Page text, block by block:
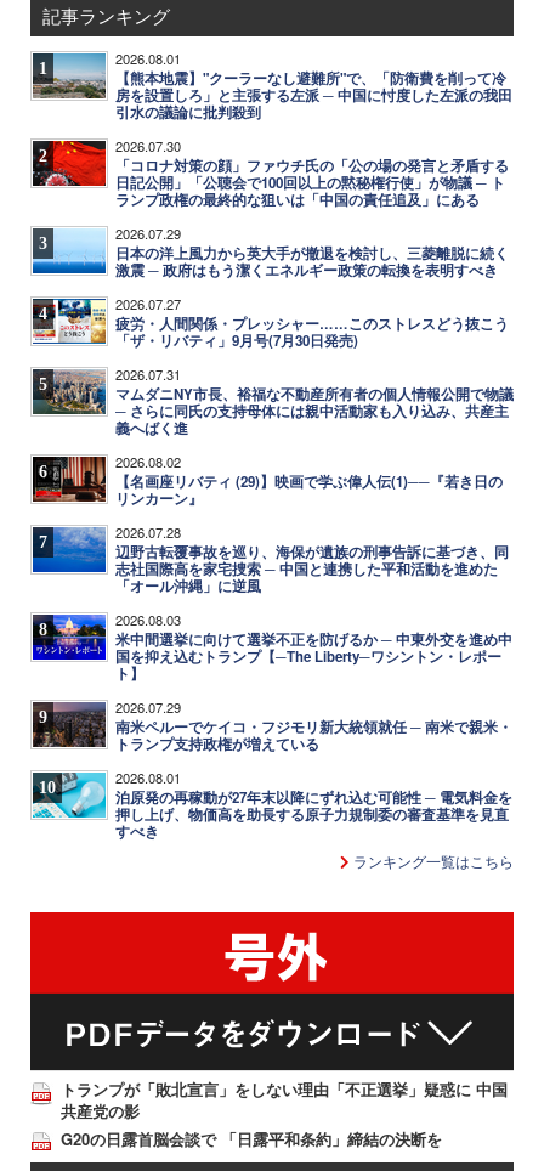
記事ランキング
1 2026.08.01
【熊本地震】"クーラーなし避難所"で、「防衛費を削って冷
房を設置しろ」と主張する左派 ─ 中国に忖度した左派の我田
引水の議論に批判殺到
2 2026.07.30
「コロナ対策の顔」ファウチ氏の「公の場の発言と矛盾する
日記公開」「公聴会で100回以上の黙秘権行使」が物議 ─ ト
ランプ政権の最終的な狙いは「中国の責任追及」にある
3 2026.07.29
日本の洋上風力から英大手が撤退を検討し、三菱離脱に続く
激震 ─ 政府はもう潔くエネルギー政策の転換を表明すべき
4 2026.07.27
疲労・人間関係・プレッシャー……このストレスどう抜こう
「ザ・リバティ」9月号(7月30日発売)
5 2026.07.31
マムダニNY市長、裕福な不動産所有者の個人情報公開で物議
─ さらに同氏の支持母体には親中活動家も入り込み、共産主
義へばく進
6 2026.08.02
【名画座リバティ (29)】映画で学ぶ偉人伝(1)──『若き日の
リンカーン』
7 2026.07.28
辺野古転覆事故を巡り、海保が遺族の刑事告訴に基づき、同
志社国際高を家宅捜索 ─ 中国と連携した平和活動を進めた
「オール沖縄」に逆風
8 2026.08.03
米中間選挙に向けて選挙不正を防げるか ─ 中東外交を進め中
国を抑え込むトランプ【─The Liberty─ワシントン・レポー
ト】
9 2026.07.29
南米ペルーでケイコ・フジモリ新大統領就任 ─ 南米で親米・
トランプ支持政権が増えている
10 2026.08.01
泊原発の再稼動が27年末以降にずれ込む可能性 ─ 電気料金を
押し上げ、物価高を助長する原子力規制委の審査基準を見直
すべき
ランキング一覧はこちら
トランプが「敗北宣言」をしない理由「不正選挙」疑惑に 中国
共産党の影
G20の日露首脳会談で 「日露平和条約」締結の決断を